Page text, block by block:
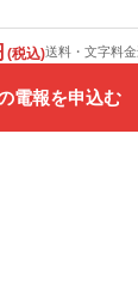
(税込)送料・文字料
電報を申込む